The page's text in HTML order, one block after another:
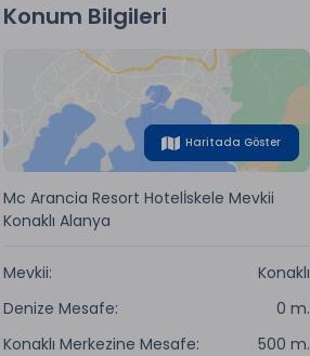
Konum Bilgileri
Haritada Göster
Mc Arancia Resort Hotelİskele Mevkii
Konaklı Alanya
Mevkii:
Konaklı
Denize Mesafe:
0 m.
Konaklı Merkezine Mesafe:
500 m.